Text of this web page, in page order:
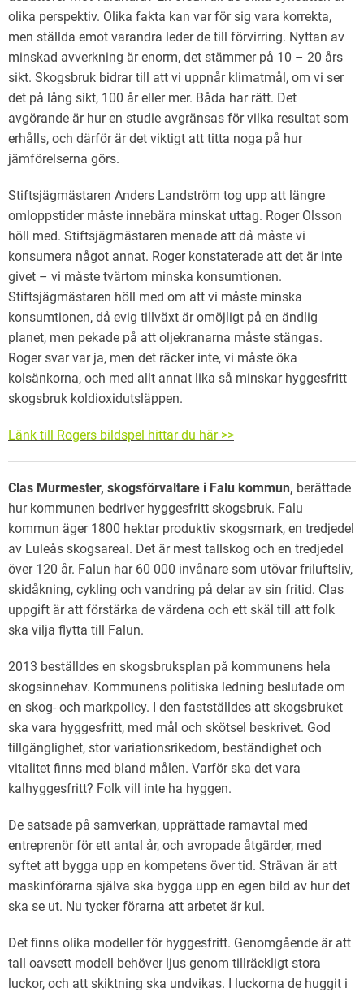
olika perspektiv. Olika fakta kan var för sig vara korrekta,
men ställda emot varandra leder de till förvirring. Nyttan av
minskad avverkning är enorm, det stämmer på 10 – 20 års
sikt. Skogsbruk bidrar till att vi uppnår klimatmål, om vi ser
det på lång sikt, 100 år eller mer. Båda har rätt. Det
avgörande är hur en studie avgränsas för vilka resultat som
erhålls, och därför är det viktigt att titta noga på hur
jämförelserna görs.
Stiftsjägmästaren Anders Landström tog upp att längre
omloppstider måste innebära minskat uttag. Roger Olsson
höll med. Stiftsjägmästaren menade att då måste vi
konsumera något annat. Roger konstaterade att det är inte
givet – vi måste tvärtom minska konsumtionen.
Stiftsjägmästaren höll med om att vi måste minska
konsumtionen, då evig tillväxt är omöjligt på en ändlig
planet, men pekade på att oljekranarna måste stängas.
Roger svar var ja, men det räcker inte, vi måste öka
kolsänkorna, och med allt annat lika så minskar hyggesfritt
skogsbruk koldioxidutsläppen.
Länk till Rogers bildspel hittar du här >>
Clas Murmester, skogsförvaltare i Falu kommun, berättade
hur kommunen bedriver hyggesfritt skogsbruk. Falu
kommun äger 1800 hektar produktiv skogsmark, en tredjedel
av Luleås skogsareal. Det är mest tallskog och en tredjedel
över 120 år. Falun har 60 000 invånare som utövar friluftsliv,
skidåkning, cykling och vandring på delar av sin fritid. Clas
uppgift är att förstärka de värdena och ett skäl till att folk
ska vilja flytta till Falun.
2013 beställdes en skogsbruksplan på kommunens hela
skogsinnehav. Kommunens politiska ledning beslutade om
en skog- och markpolicy. I den fastställdes att skogsbruket
ska vara hyggesfritt, med mål och skötsel beskrivet. God
tillgänglighet, stor variationsrikedom, beständighet och
vitalitet finns med bland målen. Varför ska det vara
kalhyggesfritt? Folk vill inte ha hyggen.
De satsade på samverkan, upprättade ramavtal med
entreprenör för ett antal år, och avropade åtgärder, med
syftet att bygga upp en kompetens över tid. Strävan är att
maskinförarna själva ska bygga upp en egen bild av hur det
ska se ut. Nu tycker förarna att arbetet är kul.
Det finns olika modeller för hyggesfritt. Genomgående är att
tall oavsett modell behöver ljus genom tillräckligt stora
luckor, och att skiktning ska undvikas. I luckorna de huggit i